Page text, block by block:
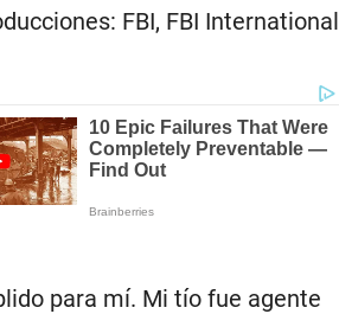
FBI, FBI International
para mí. Mi tío fue agente